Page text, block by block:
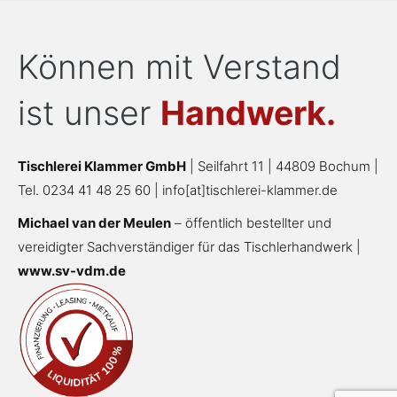
Können mit Verstand
ist unser Handwerk.
Tischlerei Klammer GmbH | Seilfahrt 11 | 44809 Bochum |
Tel. 0234 41 48 25 60 | info[at]tischlerei-klammer.de
Michael van der Meulen – öffentlich bestellter und
vereidigter Sachverständiger für das Tischlerhandwerk |
www.sv-vdm.de